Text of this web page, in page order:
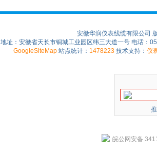
安徽华润仪表线缆有限公司
地址：安徽省天长市铜城工业园区纬三大道一号 电话：
GoogleSiteMap 站点统计： 1478223 技术支持： 仪
皖公网安备